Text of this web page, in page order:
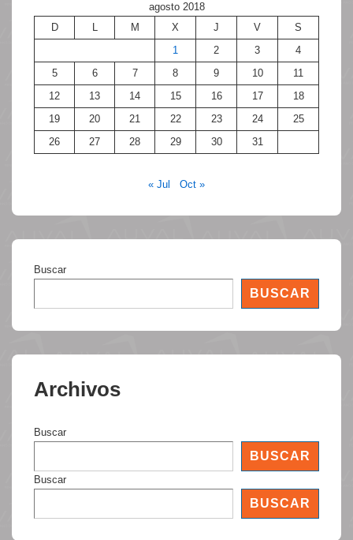
agosto 2018
D
L M X J V
S
1
2 3
4
5
6 7 8 9 10
11
12
13 14 15 16 17
18
19
20 21 22 23 24
25
26
27 28 29 30 31
« Jul Oct »
Buscar
BUSCAR
Archivos
Buscar
BUSCAR
Buscar
BUSCAR